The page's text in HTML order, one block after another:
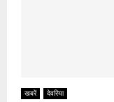
खबरें देवरिया